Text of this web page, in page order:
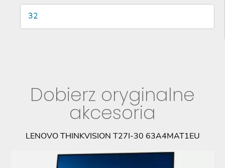
32
Dobierz oryginalne
akcesoria
LENOVO THINKVISION T27I-30 63A4MAT1EU